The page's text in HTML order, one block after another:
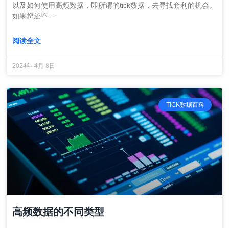
以及如何使用高频数据，即所谓的tick数据，去寻找套利的机会。
如果您还不…
阅读全文
2024年 4月 8日
TICK数据百科
高频数据的不同类型